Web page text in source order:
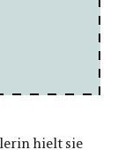
hielt sie